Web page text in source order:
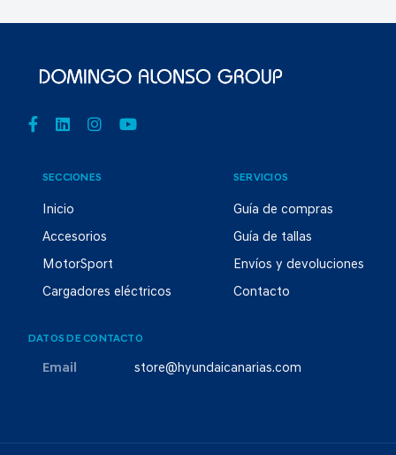
SECCIONES
Inicio
Accesorios
MotorSport
Cargadores eléctricos
SERVICIOS
Guía de compras
Guía de tallas
Envíos y devoluciones
Contacto
DATOS DE CONTACTO
Email store@hyundaicanarias.com